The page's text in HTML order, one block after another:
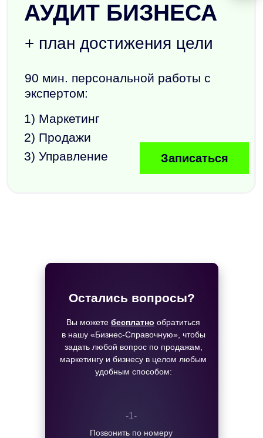
Остались вопросы?
Вы можете бесплатно обратиться
в нашу «Бизнес-Справочную», чтобы
задать любой вопрос по продажам,
маркетингу и бизнесу в целом любым
удобным способом:
Позвонить по номеру
-1-
Секреты и лайфхаки в наших каналах: